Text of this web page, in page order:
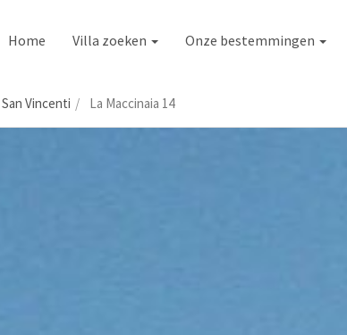
Home Villa zoeken Onze bestemmingen
San Vincenti La Maccinaia 14